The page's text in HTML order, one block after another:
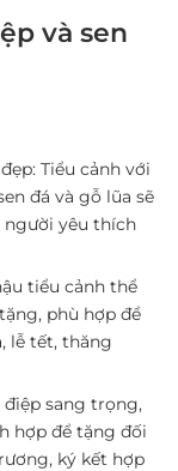
và sen
Tiểu cảnh với
đá và gỗ lũa sẽ
người yêu thích
tiểu cảnh thể
phù hợp để
lễ tết, thăng
điệp sang trọng,
hợp để tặng đối
ký kết hợp